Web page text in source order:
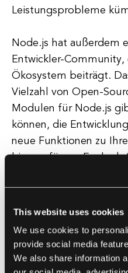
This website uses cookies
We use cookies to
provide social media
We also share information
Leistungsprobleme
Node.js hat außerdem
Entwickler-Community,
Ökosystem beiträgt.
Vielzahl von Open-
Modulen für Node.js
können, die
neue Funktionen zu
hinzuzufügen. Egal, ob
integrieren,
Ihnen hilft, die
erledigen.